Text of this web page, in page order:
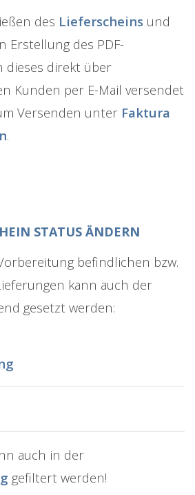
des Lieferscheins und
Erstellung des PDF-
dieses direkt über
Kunden per E-Mail versendet
Versenden unter Faktura
.
STATUS ÄNDERN
befindlichen bzw.
kann auch der
gesetzt werden:
auch in der
gefiltert werden!